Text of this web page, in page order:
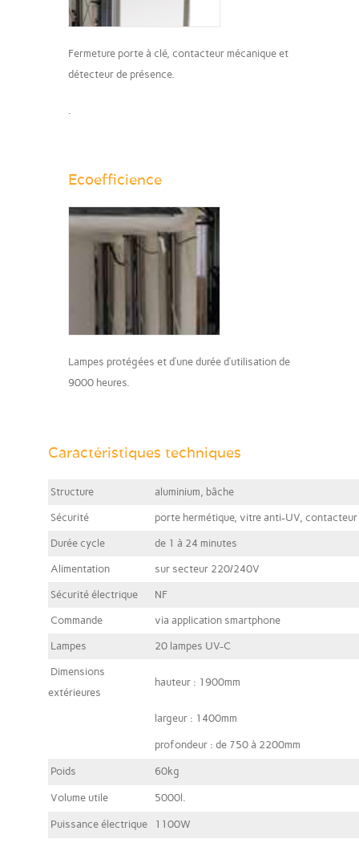
Fermeture porte à clé, contacteur mécanique et
détecteur de présence.
Ecoefficience
Lampes protégées et d’une durée d’utilisation de
9000 heures.
Caractéristiques techniques
Structure aluminium, bâche
Sécurité porte hermétique, vitre anti-UV, contacteur
Durée cycle de 1 à 24 minutes
Alimentation sur secteur 220/240V
Sécurité électrique NF
Commande via application smartphone
Lampes 20 lampes UV-C
Dimensions
extérieures
hauteur : 1900mm
largeur : 1400mm
profondeur : de 750 à 2200mm
Poids 60kg
Volume utile 5000l.
Puissance électrique 1100W